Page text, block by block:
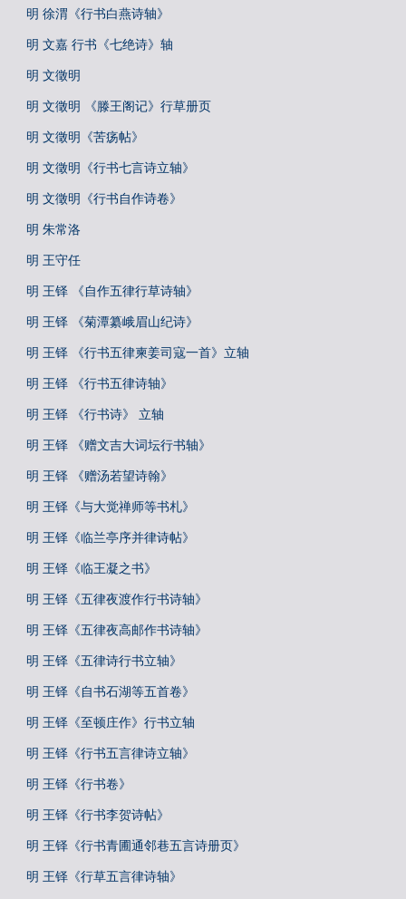
明 徐渭《行书白燕诗轴》
明 文嘉 行书《七绝诗》轴
明 文徵明
明 文徵明 《滕王阁记》行草册页
明 文徵明《苦疡帖》
明 文徵明《行书七言诗立轴》
明 文徵明《行书自作诗卷》
明 朱常洛
明 王守任
明 王铎 《自作五律行草诗轴》
明 王铎 《菊潭纂峨眉山纪诗》
明 王铎 《行书五律柬姜司寇一首》立轴
明 王铎 《行书五律诗轴》
明 王铎 《行书诗》 立轴
明 王铎 《赠文吉大词坛行书轴》
明 王铎 《赠汤若望诗翰》
明 王铎《与大觉禅师等书札》
明 王铎《临兰亭序并律诗帖》
明 王铎《临王凝之书》
明 王铎《五律夜渡作行书诗轴》
明 王铎《五律夜高邮作书诗轴》
明 王铎《五律诗行书立轴》
明 王铎《自书石湖等五首卷》
明 王铎《至顿庄作》行书立轴
明 王铎《行书五言律诗立轴》
明 王铎《行书卷》
明 王铎《行书李贺诗帖》
明 王铎《行书青圃通邻巷五言诗册页》
明 王铎《行草五言律诗轴》